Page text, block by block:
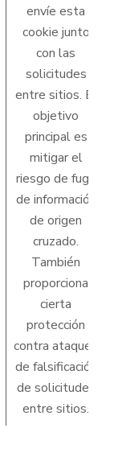
envíe esta
cookie junto
con las
solicitudes
entre sitios. El
objetivo
principal es
mitigar el
riesgo de fuga
de información
de origen
cruzado.
También
proporciona
cierta
protección
contra ataques
de falsificación
de solicitudes
entre sitios.